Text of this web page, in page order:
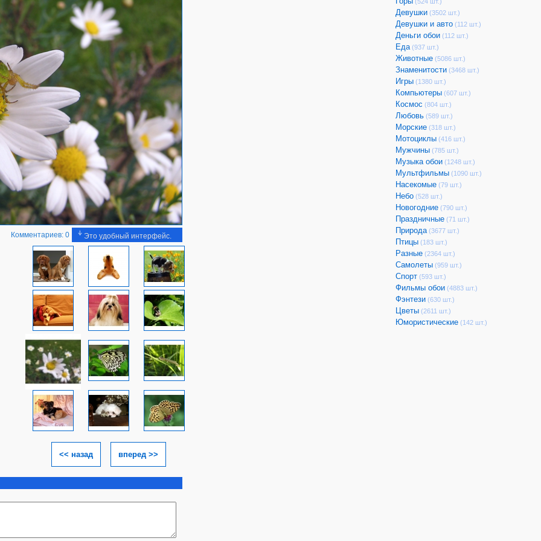
Комментариев: 0 Это удобный интерфейс.
<< назад вперед >>
Девушки (3502 шт.)
Девушки и авто (112 шт.)
Деньги обои (112 шт.)
Еда (937 шт.)
Животные (5086 шт.)
Знаменитости (3468 шт.)
Игры (1380 шт.)
Компьютеры (607 шт.)
Космос (804 шт.)
Любовь (589 шт.)
Морские (318 шт.)
Мотоциклы (416 шт.)
Мужчины (785 шт.)
Музыка обои (1248 шт.)
Мультфильмы (1090 шт.)
Насекомые (79 шт.)
Небо (528 шт.)
Новогодние (790 шт.)
Праздничные (71 шт.)
Природа (3677 шт.)
Птицы (183 шт.)
Разные (2364 шт.)
Самолеты (959 шт.)
Спорт (593 шт.)
Фильмы обои (4883 шт.)
Фэнтези (630 шт.)
Цветы (2611 шт.)
Юмористические (142 шт.)